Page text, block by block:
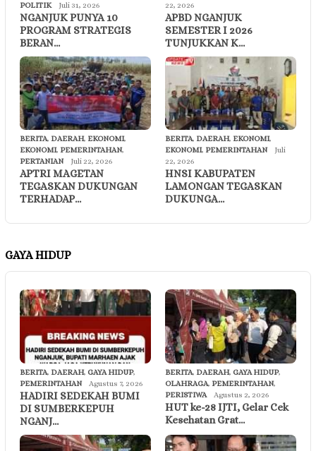
POLITIK
Juli 31, 2026
NGANJUK PUNYA 10
PROGRAM STRATEGIS
BERAN…
22, 2026
APBD NGANJUK
SEMESTER I 2026
TUNJUKKAN K…
BERITA, DAERAH, EKONOMI,
EKONOMI, PEMERINTAHAN,
PERTANIAN
Juli 22, 2026
APTRI MAGETAN
TEGASKAN DUKUNGAN
TERHADAP…
BERITA, DAERAH, EKONOMI,
EKONOMI, PEMERINTAHAN
Juli
22, 2026
HNSI KABUPATEN
LAMONGAN TEGASKAN
DUKUNGA…
GAYA HIDUP
BERITA, DAERAH, GAYA HIDUP,
PEMERINTAHAN
Agustus 7, 2026
HADIRI SEDEKAH BUMI
DI SUMBERKEPUH
NGANJ…
BERITA, DAERAH, GAYA HIDUP,
OLAHRAGA, PEMERINTAHAN,
PERISTIWA
Agustus 2, 2026
HUT ke-28 IJTI, Gelar Cek
Kesehatan Grat…